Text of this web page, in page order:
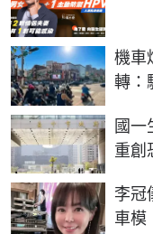
機車
轉：
國一
重創
李冠
車模